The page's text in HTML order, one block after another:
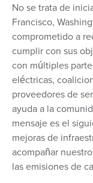
No se trata de
Francisco,
comprometido a
cumplir con sus
con múltiples
eléctricas,
proveedores de
ayuda a la
mensaje es el
mejoras de
acompañar
las emisiones de